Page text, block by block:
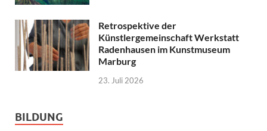
Retrospektive der
Künstlergemeinschaft Werkstatt
Radenhausen im Kunstmuseum
Marburg
23. Juli 2026
BILDUNG